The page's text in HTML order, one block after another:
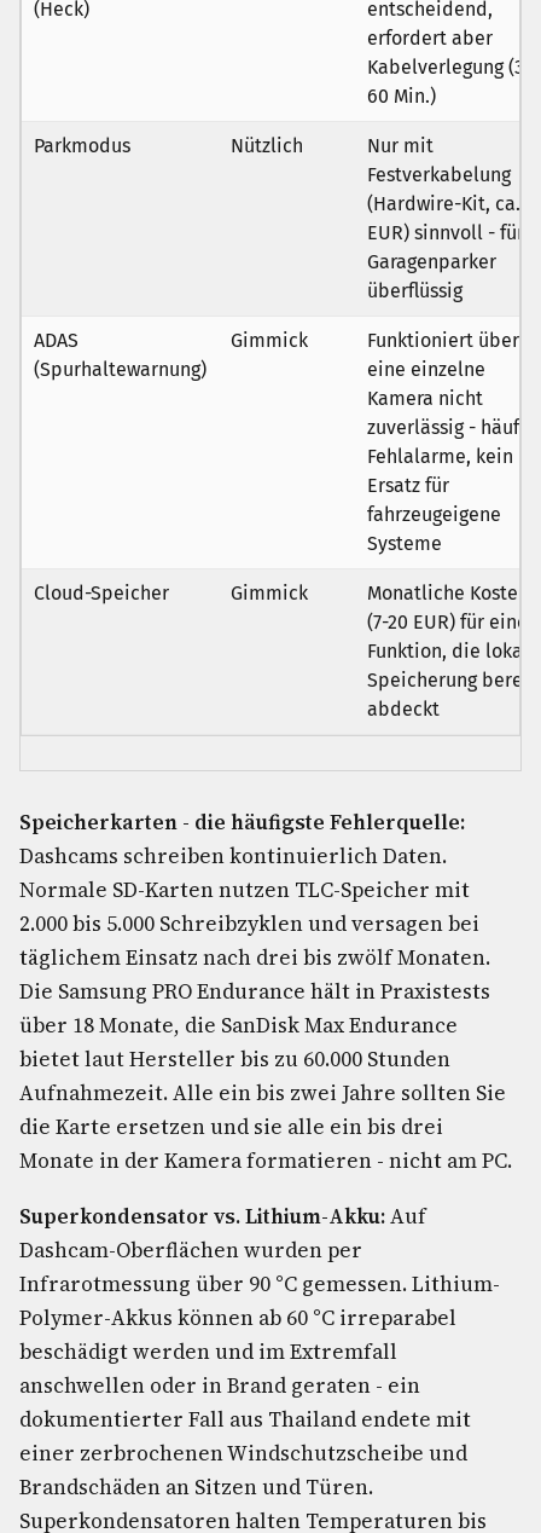
(Heck)
entscheidend,
erfordert aber
Kabelverlegung (30-
60 Min.)
Parkmodus Nützlich
Nur mit
Festverkabelung
(Hardwire-Kit, ca.
EUR) sinnvoll - für
Garagenparker
überflüssig
ADAS
(Spurhaltewarnung)
Gimmick
Funktioniert über
eine einzelne
Kamera nicht
zuverlässig -
Fehlalarme, kein
Ersatz für
fahrzeugeigene
Systeme
Cloud-Speicher Gimmick
Monatliche Kosten
(7-20 EUR) für eine
Funktion, die lokale
Speicherung
abdeckt
Speicherkarten - die häufigste Fehlerquelle:
Dashcams schreiben kontinuierlich Daten.
Normale SD-Karten nutzen TLC-Speicher mit
2.000 bis 5.000 Schreibzyklen und versagen bei
täglichem Einsatz nach drei bis zwölf Monaten.
Die Samsung PRO Endurance hält in Praxistests
über 18 Monate, die SanDisk Max Endurance
bietet laut Hersteller bis zu 60.000 Stunden
Aufnahmezeit. Alle ein bis zwei Jahre sollten Sie
die Karte ersetzen und sie alle ein bis drei
Monate in der Kamera formatieren - nicht am PC.
Superkondensator vs. Lithium-Akku:Auf
Dashcam-Oberflächen wurden per
Infrarotmessung über 90 °C gemessen. Lithium-
Polymer-Akkus können ab 60 °C irreparabel
beschädigt werden und im Extremfall
anschwellen oder in Brand geraten - ein
dokumentierter Fall aus Thailand endete mit
einer zerbrochenen Windschutzscheibe und
Brandschäden an Sitzen und Türen.
Superkondensatoren halten Temperaturen bis